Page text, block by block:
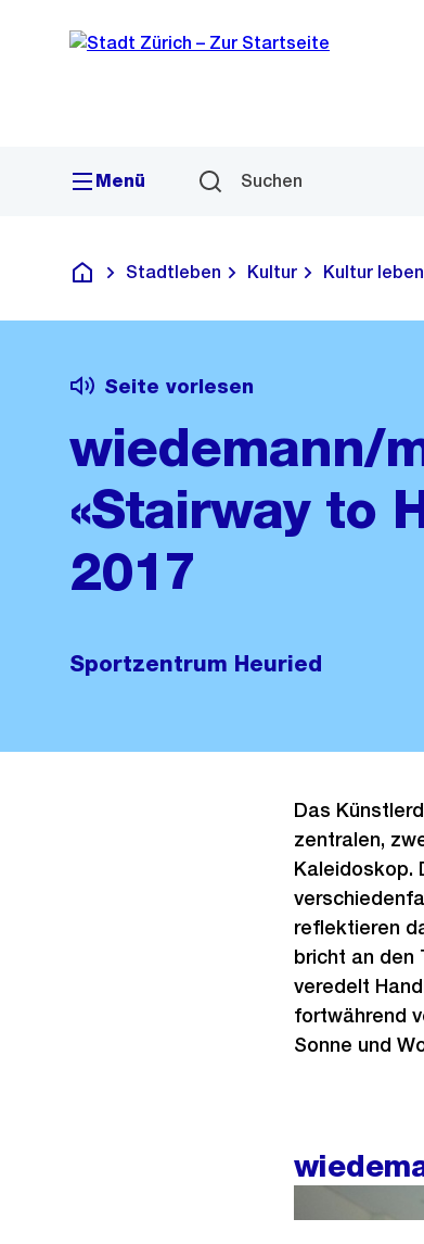
Navigation
Sprunglink
Menü Suchen
Deutsch
Stadtleben Kultur Kultur leben
Seite vorlesen
wiedemann/
«Stairway to
2017
Sportzentrum Heuried
Das
zentralen,
Kaleidoskop.
reflektieren
bricht an den
veredelt
fortwährend
Sonne und
Videoporträt zu